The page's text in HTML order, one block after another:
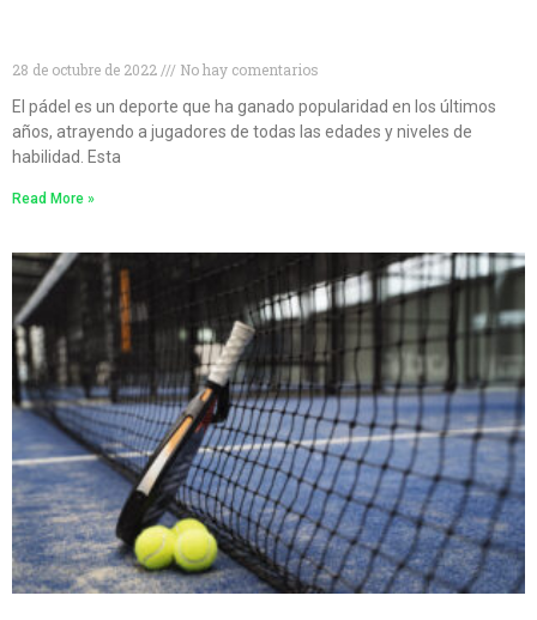
28 de octubre de 2022
No hay comentarios
El pádel es un deporte que ha ganado popularidad en los últimos
años, atrayendo a jugadores de todas las edades y niveles de
habilidad. Esta
Read More »